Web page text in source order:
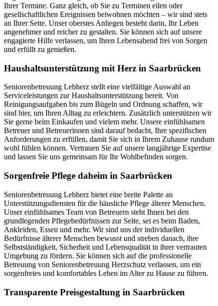
Ihrer Termine. Ganz gleich, ob Sie zu Terminen eilen oder
gesellschaftlichen Ereignissen beiwohnen möchten – wir sind stets
an Ihrer Seite. Unser oberstes Anliegen besteht darin, Ihr Leben
angenehmer und reicher zu gestalten. Sie können sich auf unsere
engagierte Hilfe verlassen, um Ihren Lebensabend frei von Sorgen
und erfüllt zu genießen.
Haushalts­unterstützung mit Herz in Saarbrücken
Seniorenbetreuung Lebherz stellt eine vielfältige Auswahl an
Serviceleistungen zur Haushaltsunterstützung bereit. Von
Reinigungsaufgaben bis zum Bügeln und Ordnung schaffen, wir
sind hier, um Ihren Alltag zu erleichtern. Zusätzlich unterstützen wir
Sie gerne beim Einkaufen und vielem mehr. Unsere einfühlsamen
Betreuer und Betreuerinnen sind darauf bedacht, Ihre spezifischen
Anforderungen zu erfüllen, damit Sie sich in Ihrem Zuhause rundum
wohl fühlen können. Vertrauen Sie auf unsere langjährige Expertise
und lassen Sie uns gemeinsam für Ihr Wohlbefinden sorgen.
Sorgenfreie Pflege daheim in Saarbrücken
Seniorenbetreuung Lebherz bietet eine breite Palette an
Unterstützungsdiensten für die häusliche Pflege älterer Menschen.
Unser einfühlsames Team von Betreuern steht Ihnen bei den
grundlegenden Pflegebedürfnissen zur Seite, sei es beim Baden,
Ankleiden, Essen und mehr. Wir sind uns der individuellen
Bedürfnisse älterer Menschen bewusst und streben danach, ihre
Selbstständigkeit, Sicherheit und Lebensqualität in ihrer vertrauten
Umgebung zu fördern. Sie können sich auf die professionelle
Betreuung von Seniorenbetreuung Herzschutz verlassen, um ein
sorgenfreies und komfortables Leben im Alter zu Hause zu führen.
Transparente Preisgestaltung in Saarbrücken